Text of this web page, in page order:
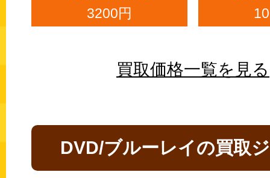
3200円
買取価格一覧を見る
DVD/ブルーレイの買取